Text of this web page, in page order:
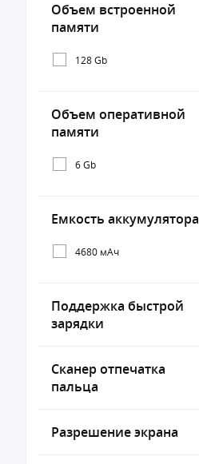
Объем встроенной
памяти
128 Gb
Объем оперативной
памяти
6 Gb
Емкость аккумулятора
4680 мАч
Поддержка быстрой
зарядки
Сканер отпечатка
пальца
Разрешение экрана